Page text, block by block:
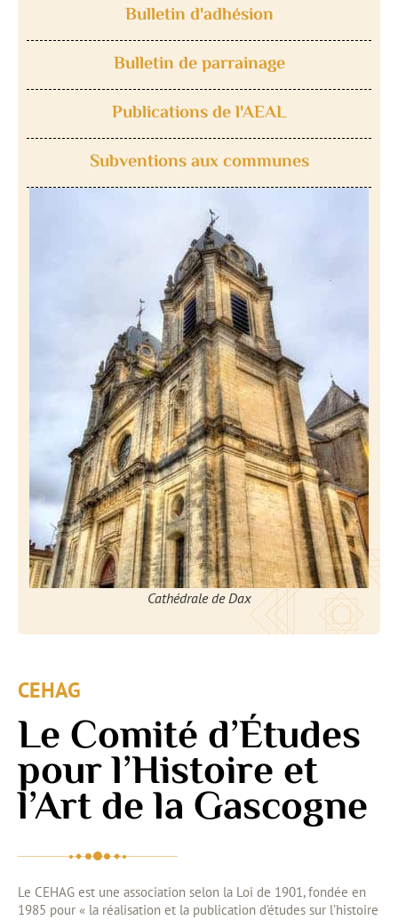
Bulletin d'adhésion
Bulletin de parrainage
Publications de l'AEAL
Subventions aux communes
Cathédrale de Dax
CEHAG
Le Comité d’Études
pour l’Histoire et
l’Art de la Gascogne
Le CEHAG est une association selon la Loi de 1901, fondée en
1985 pour « la réalisation et la publication d’études sur l’histoire